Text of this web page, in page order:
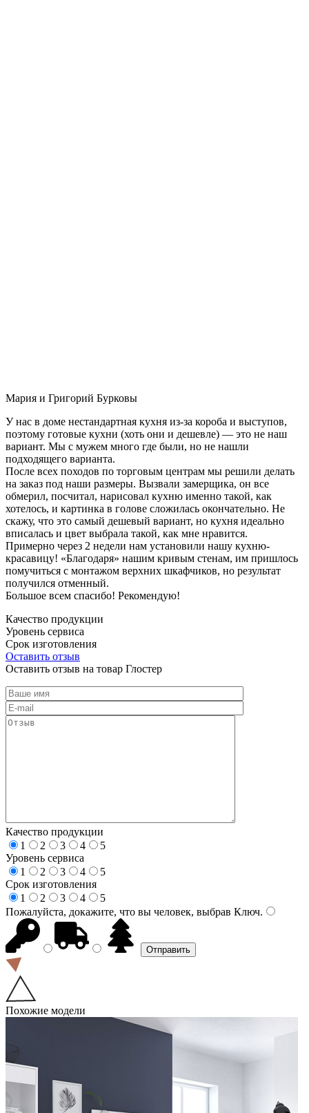
Мария и Григорий Бурковы
У нас в доме нестандартная кухня из-за короба и выступов,
поэтому готовые кухни (хоть они и дешевле) — это не наш
вариант. Мы с мужем много где были, но не нашли
подходящего варианта.
После всех походов по торговым центрам мы решили делать
на заказ под наши размеры. Вызвали замерщика, он все
обмерил, посчитал, нарисовал кухню именно такой, как
хотелось, и картинка в голове сложилась окончательно. Не
скажу, что это самый дешевый вариант, но кухня идеально
вписалась и цвет выбрала такой, как мне нравится.
Примерно через 2 недели нам установили нашу кухню-
красавицу! «Благодаря» нашим кривым стенам, им пришлось
помучиться с монтажом верхних шкафчиков, но результат
получился отменный.
Большое всем спасибо! Рекомендую!
Качество продукции
Уровень сервиса
Срок изготовления
Оставить отзыв
Оставить отзыв на товар Глостер
Качество продукции
1
2 3 4
5
Уровень сервиса
1
2 3 4
5
Срок изготовления
1
2 3 4
5
Пожалуйста, докажите, что вы человек, выбрав Ключ.
Похожие модели